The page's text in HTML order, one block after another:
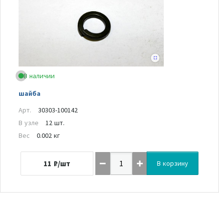
В наличии
шайба
Арт.
30303-100142
В узле
12 шт.
Вес
0.002 кг
11 ₽/шт В корзину